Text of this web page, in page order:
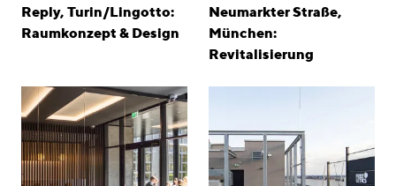
Reply, Turin/Lingotto:
Raumkonzept & Design
Neumarkter Straße,
München:
Revitalisierung